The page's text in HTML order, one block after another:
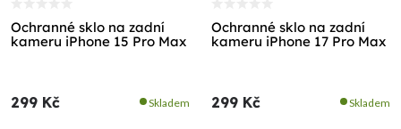
Ochranné sklo na zadní
kameru iPhone 15 Pro Max
299 Kč Skladem
Ochranné sklo na zadní
kameru iPhone 17 Pro Max
299 Kč Skladem